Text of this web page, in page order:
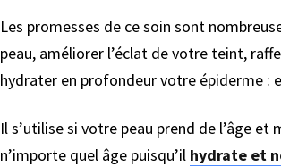
Les promesses de ce soin sont
peau, améliorer l’éclat de votre teint,
hydrater en profondeur votre épiderme :
Il s’utilise si votre peau prend de l’âge
n’importe quel âge puisqu’il hydrate et